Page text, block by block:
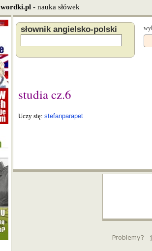
wordki.pl - nauka słówek
słownik angielsko-polski
studia cz.6
Uczy się: stefanparapet